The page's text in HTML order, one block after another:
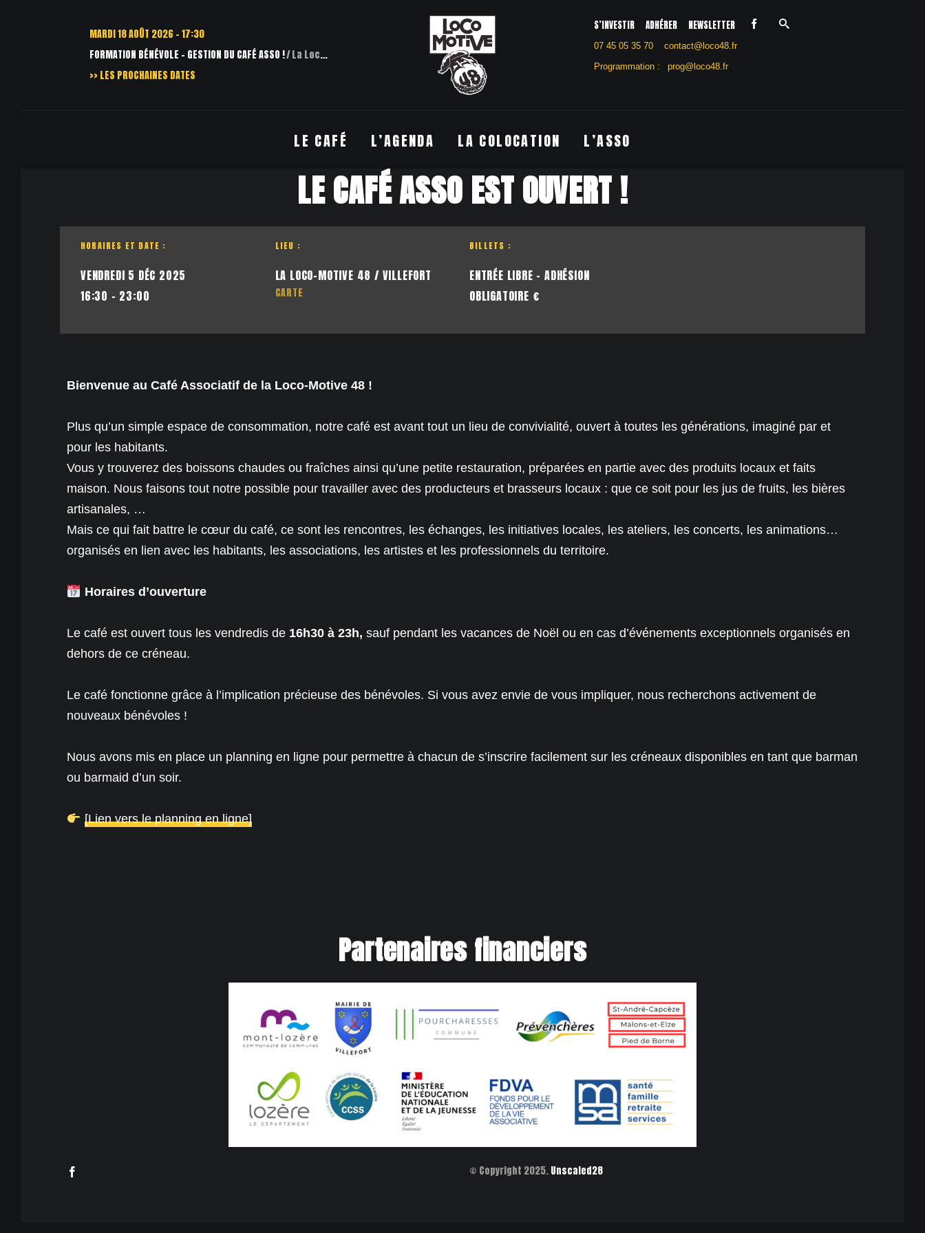
MARDI 18 AOÛT 2026 - 17:30
FORMATION BÉNÉVOLE – GESTION DU CAFÉ ASSO ! La Loco-Motive 48
>> LES PROCHAINES DATES
S’INVESTIR ADHÉRER NEWSLETTER
07 45 05 35 70
contact@loco48.fr
Programmation :
prog@loco48.fr
LE CAFÉ L’AGENDA LA COLOCATION L’ASSO
LE CAFÉ ASSO EST OUVERT !
HORAIRES ET DATE :
VENDREDI 5 DÉC 2025
16:30 - 23:00
LIEU :
LA LOCO-MOTIVE 48 / VILLEFORT
CARTE
BILLETS :
ENTRÉE LIBRE - ADHÉSION
OBLIGATOIRE €
Bienvenue au Café Associatif de la Loco-Motive 48 !
Plus qu’un simple espace de consommation, notre café est avant tout un lieu de convivialité, ouvert à toutes les générations, imaginé par et
pour les habitants.
Vous y trouverez des boissons chaudes ou fraîches ainsi qu’une petite restauration, préparées en partie avec des produits locaux et faits
maison. Nous faisons tout notre possible pour travailler avec des producteurs et brasseurs locaux : que ce soit pour les jus de fruits, les bières
artisanales, …
Mais ce qui fait battre le cœur du café, ce sont les rencontres, les échanges, les initiatives locales, les ateliers, les concerts, les animations…
organisés en lien avec les habitants, les associations, les artistes et les professionnels du territoire.
Horaires d’ouverture
Le café est ouvert tous les vendredis de 16h30 à 23h, sauf pendant les vacances de Noël ou en cas d’événements exceptionnels organisés en
dehors de ce créneau.
Le café fonctionne grâce à l’implication précieuse des bénévoles. Si vous avez envie de vous impliquer, nous recherchons activement de
nouveaux bénévoles !
Nous avons mis en place un planning en ligne pour permettre à chacun de s’inscrire facilement sur les créneaux disponibles en tant que barman
ou barmaid d’un soir.
[Lien vers le planning en ligne]
Partenaires financiers
© Copyright 2025.Unscaled28